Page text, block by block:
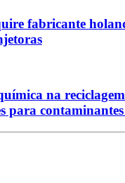
fabricante
na
para